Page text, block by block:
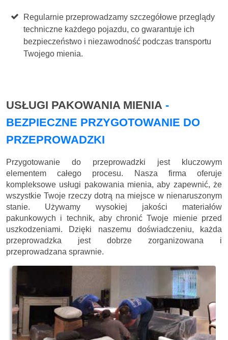
Regularnie przeprowadzamy szczegółowe przeglądy
techniczne każdego pojazdu, co gwarantuje ich
bezpieczeństwo i niezawodność podczas transportu
Twojego mienia.
USŁUGI PAKOWANIA MIENIA -
BEZPIECZNE PRZYGOTOWANIE DO
PRZEPROWADZKI
Przygotowanie do przeprowadzki jest kluczowym
elementem całego procesu. Nasza firma oferuje
kompleksowe usługi pakowania mienia, aby zapewnić, że
wszystkie Twoje rzeczy dotrą na miejsce w nienaruszonym
stanie. Używamy wysokiej jakości materiałów
pakunkowych i technik, aby chronić Twoje mienie przed
uszkodzeniami. Dzięki naszemu doświadczeniu, każda
przeprowadzka jest dobrze zorganizowana i
przeprowadzana sprawnie.